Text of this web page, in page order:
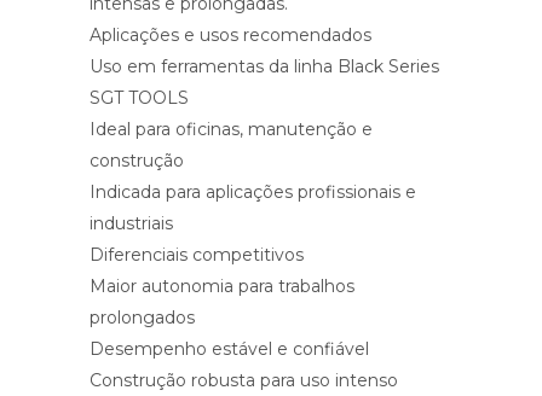
Aplicações e usos recomendados
Uso em ferramentas da linha Black Series
SGT TOOLS
Ideal para oficinas, manutenção e
construção
Indicada para aplicações profissionais e
industriais
Diferenciais competitivos
Maior autonomia para trabalhos
prolongados
Desempenho estável e confiável
Construção robusta para uso intenso